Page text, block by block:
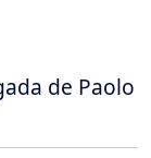
de Paolo